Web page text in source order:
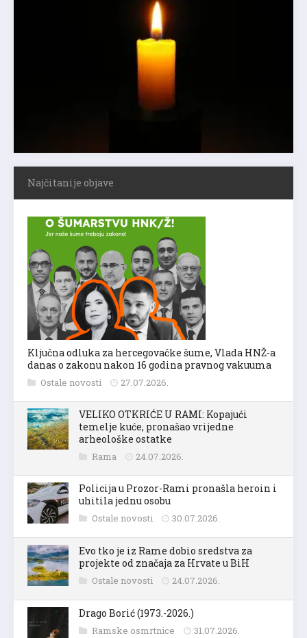
Najčitanije objave
Ključna odluka za hercegovačke šume, Vlada HNŽ-a
danas o zakonu nakon 16 godina pravnog vakuuma
Ostale novosti 27.07.2026.
VELIKO OTKRIĆE U RAMI: Kopajući
temelje kuće, pronašao vrijedne
arheološke ostatke
Rama 24.07.2026.
Policija u Prozor-Rami pronašla heroin i
uhitila jednu osobu
Ostale novosti 30.07.2026.
Evo tko je iz Rame dobio sredstva za
projekte od značaja za Hrvate u BiH
Ostale novosti 24.07.2026.
Drago Borić (1973.-2026.)
Ramske osmrtnice 31.07.2026.